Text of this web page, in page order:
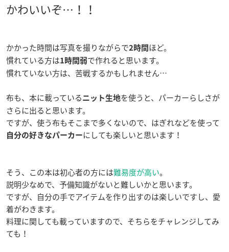
かわいいぞ…！！
かかった時間は写真を撮りながらで2時間 ほど。
慣れている方は1時間弱で作れると思います。
慣れていない方は、苦戦するかもしれません…
布も、本に載っている ニット生地を使うと、パーカーらしさが
さらに出ると思います。
ですが、使う布もそこまで多くないので、はぎれなどを使って
自分の好きなパーカー にしても楽しいと思います！
そう、この本は初心者の方には難易度が高い。
説明少なめで、予備知識がないと難しいかと思います。
ですが、自分の手でアイテムを作り出すのは楽しいですし、愛
着がわきます。
料理に関しても載っていますので、そちらをチャレンジしてみ
ても！